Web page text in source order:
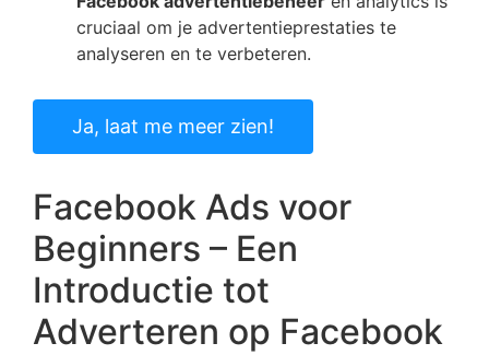
cruciaal om je advertentieprestaties te
analyseren en te verbeteren.
Ja, laat me meer zien!
Facebook Ads voor
Beginners – Een
Introductie tot
Adverteren op Facebook